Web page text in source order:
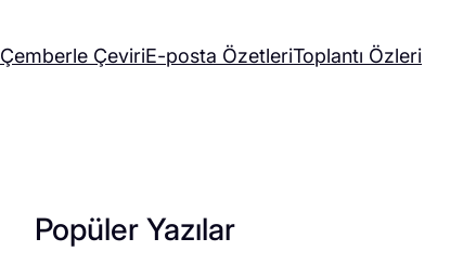
Çemberle ÇeviriE-posta ÖzetleriToplantı Özleri
Popüler Yazılar